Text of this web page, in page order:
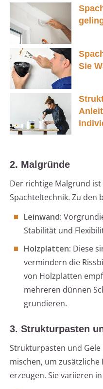
Sie
2. Malgründe
Der richtige Malgrund
Spachteltechnik. Zu den
Leinwand:
Stabilität und
Holzplatten: Diese
vermindern die
von Holzplatten
mehreren dünnen
grundieren.
3. Strukturpasten
Strukturpasten und
mischen, um
erzeugen. Sie variieren